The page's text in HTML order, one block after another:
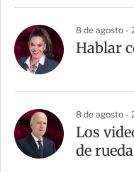
8 de agosto -
Hablar
8 de agosto -
Los
de